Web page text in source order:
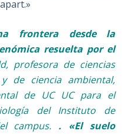
frontera desde la
resuelta por el
profesora de ciencias
de ciencia ambiental,
de UC UC para el
del Instituto de
campus. . «El suelo